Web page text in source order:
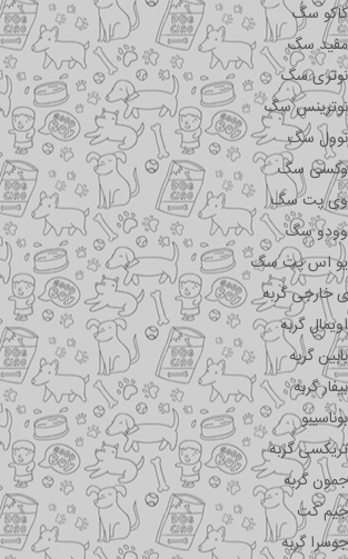
کاکو سگ
مفید سگ
نوتری سگ
نوترینس سگ
نوول سگ
وکسی سگ
وی پت سگ
وودو سگ
یو اس پت سگ
خارجی گربه
اویمال گربه
بابین گربه
بیفار گربه
بوناسیبو
تریکسی گربه
جمون گربه
جیم کت
جوسرا گربه